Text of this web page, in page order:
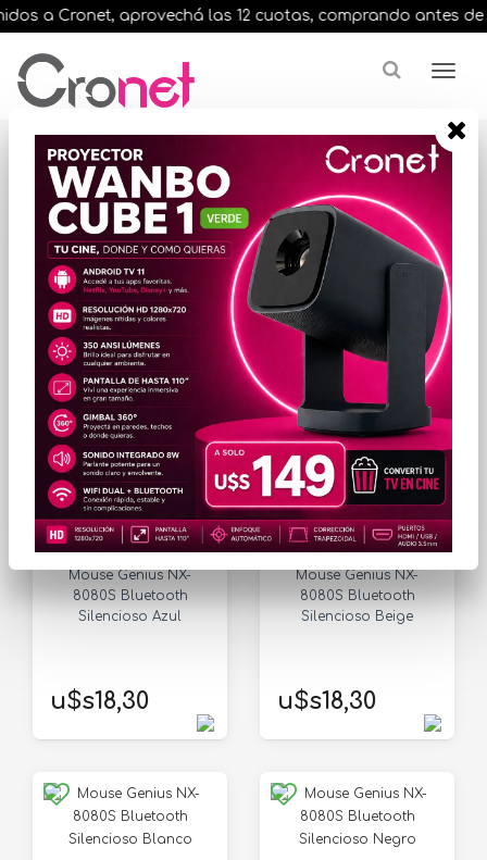
a Cronet, aprovechá las 12 cuotas, comprando antes de
Resultados para "nx 8080s bluetooth"
¿Buscas una marca en especial?
ORDENAR POR PRECIO
EN STOCK
Mouse Genius NX-
8080S Bluetooth
Silencioso Azul
u$s18,30
EN STOCK
Mouse Genius NX-
8080S Bluetooth
Silencioso Beige
u$s18,30